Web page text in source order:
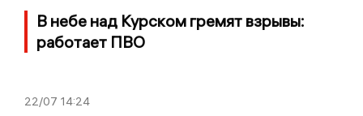
В небе над Курском гремят взрывы:
работает ПВО
22/07 14:24